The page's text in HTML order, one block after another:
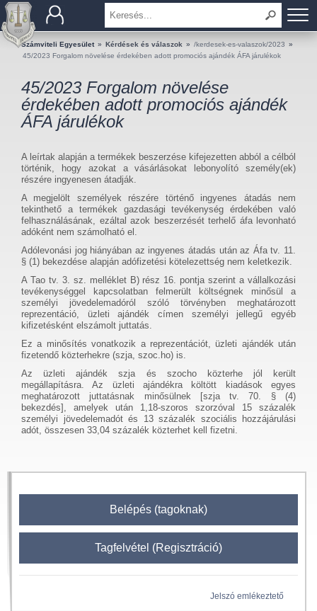
BEMUTATKOZÁS
TAGOK
OKTATÁS
TUDÁSTÁR
KIADVÁNYOK
Számviteli Egyesület » Kérdések és válaszok » /kerdesek-es-valaszok/2023 »
45/2023 Forgalom növelése érdekében adott promociós ajándék ÁFA járulékok
45/2023 Forgalom növelése
érdekében adott promociós ajándék
ÁFA járulékok
A leírtak alapján a termékek beszerzése kifejezetten abból a célból
történik, hogy azokat a vásárlásokat lebonyolító személy(ek)
részére ingyenesen átadják.
A megjelölt személyek részére történő ingyenes átadás nem
tekinthető a termékek gazdasági tevékenység érdekében való
felhasználásának, ezáltal azok beszerzését terhelő áfa levonható
adóként nem számolható el.
Adólevonási jog hiányában az ingyenes átadás után az Áfa tv. 11.
§ (1) bekezdése alapján adófizetési kötelezettség nem keletkezik.
A Tao tv. 3. sz. melléklet B) rész 16. pontja szerint a vállalkozási
tevékenységgel kapcsolatban felmerült költségnek minősül a
személyi jövedelemadóról szóló törvényben meghatározott
reprezentáció, üzleti ajándék címen személyi jellegű egyéb
kifizetésként elszámolt juttatás.
Ez a minősítés vonatkozik a reprezentációt, üzleti ajándék után
fizetendő közterhekre (szja, szoc.ho) is.
Az üzleti ajándék szja és szocho közterhe jól került
megállapításra. Az üzleti ajándékra költött kiadások egyes
meghatározott juttatásnak minősülnek [szja tv. 70. § (4)
bekezdés], amelyek után 1,18-szoros szorzóval 15 százalék
személyi jövedelemadót és 13 százalék szociális hozzájárulási
adót, összesen 33,04 százalék közterhet kell fizetni.
Belépés (tagoknak)
Tagfelvétel (Regisztráció)
Jelszó emlékeztető